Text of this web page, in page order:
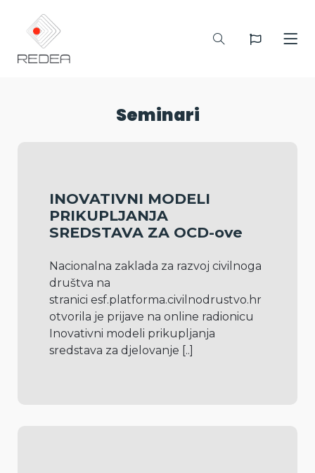
Seminari
INOVATIVNI MODELI
PRIKUPLJANJA
SREDSTAVA ZA OCD-ove
Nacionalna zaklada za razvoj civilnoga
društva na
stranici esf.platforma.civilnodrustvo.hr
otvorila je prijave na online radionicu
Inovativni modeli prikupljanja
sredstava za djelovanje [..]